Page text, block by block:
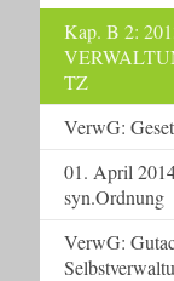
Kap. B 2:
TZ
VerwG:
01. April
syn.Ordnung
VerwG: